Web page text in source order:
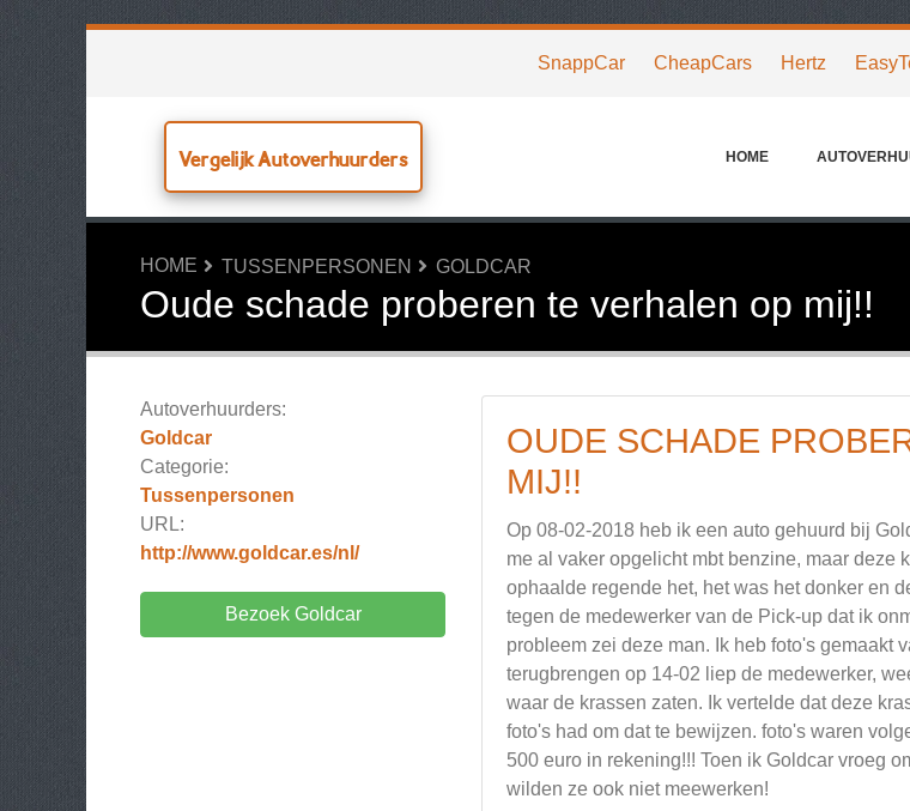
SnappCar CheapCars Hertz
Vergelijk Autoverhuurders HOME
HOME TUSSENPERSONEN GOLDCAR
Oude schade proberen te verhalen op mij!!
Autoverhuurders:
Goldcar
Categorie:
Tussenpersonen
URL:
http://www.goldcar.es/nl/
Bezoek Goldcar
OUDE SCHADE
MIJ!!
Op 08-02-2018 heb ik een auto gehuurd bij
me al vaker opgelicht mbt benzine, maar deze
ophaalde regende het, het was het donker en
tegen de medewerker van de Pick-up dat ik
probleem zei deze man. Ik heb foto's gemaakt
terugbrengen op 14-02 liep de medewerker,
waar de krassen zaten. Ik vertelde dat deze
foto's had om dat te bewijzen. foto's waren
500 euro in rekening!!! Toen ik Goldcar vroeg
wilden ze ook niet meewerken!